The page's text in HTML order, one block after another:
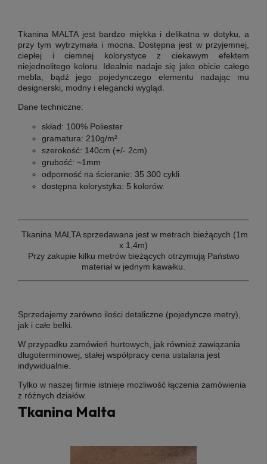
Tkanina MALTA jest bardzo miękka i delikatna w dotyku, a
przy tym wytrzymała i mocna. Dostępna jest w przyjemnej,
ciepłej i ciemnej kolorystyce z ciekawym efektem
niejednolitego koloru. Idealnie nadaje się jako obicie całego
mebla, bądź jego pojedynczego elementu nadając mu
designerski, modny i elegancki wygląd.
Dane techniczne:
skład: 100% Poliester
gramatura: 210g/m²
szerokość: 140cm (+/- 2cm)
grubość: ~1mm
odporność na ścieranie: 35 300 cykli
dostępna kolorystyka: 5 kolorów.
Tkanina MALTA sprzedawana jest w metrach bieżących (1m
x 1,4m)
Przy zakupie kilku metrów bieżących otrzymują Państwo
materiał w jednym kawałku.
Sprzedajemy zarówno ilości detaliczne (pojedyncze metry),
jak i całe belki.
W przypadku zamówień hurtowych, jak również zawiązania
długoterminowej, stałej współpracy cena ustalana jest
indywidualnie.
Tylko w naszej firmie istnieje możliwość łączenia zamówienia
z różnych działów.
Tkanina Malta